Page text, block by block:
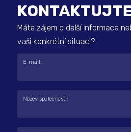
Máte zájem o další informace
vaši konkrétní situaci?
E-mail:
Název společnosti: